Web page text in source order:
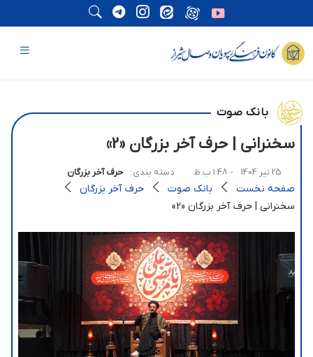
بانک صوت
سخنرانی | حرف آخر بزرگان «2»
25 تیر 1404 - 1:48 ب.ظ دسته بندی: حرف آخر بزرگان
صفحه نخست بانک صوت
حرف آخر بزرگان
سخنرانی | حرف آخر بزرگان «2»